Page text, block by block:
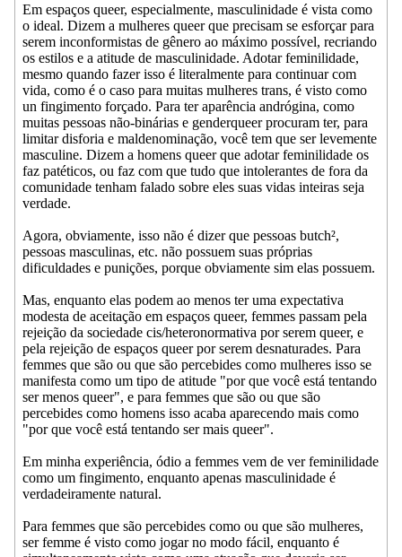
Em espaços queer, especialmente, masculinidade é vista como
o ideal. Dizem a mulheres queer que precisam se esforçar para
serem inconformistas de gênero ao máximo possível, recriando
os estilos e a atitude de masculinidade. Adotar feminilidade,
mesmo quando fazer isso é literalmente para continuar com
vida, como é o caso para muitas mulheres trans, é visto como
un fingimento forçado. Para ter aparência andrógina, como
muitas pessoas não-binárias e genderqueer procuram ter, para
limitar disforia e maldenominação, você tem que ser levemente
masculine. Dizem a homens queer que adotar feminilidade os
faz patéticos, ou faz com que tudo que intolerantes de fora da
comunidade tenham falado sobre eles suas vidas inteiras seja
verdade.
Agora, obviamente, isso não é dizer que pessoas butch²,
pessoas masculinas, etc. não possuem suas próprias
dificuldades e punições, porque obviamente sim elas possuem.
Mas, enquanto elas podem ao menos ter uma expectativa
modesta de aceitação em espaços queer, femmes passam pela
rejeição da sociedade cis/heteronormativa por serem queer, e
pela rejeição de espaços queer por serem desnaturades. Para
femmes que são ou que são percebides como mulheres isso se
manifesta como um tipo de atitude "por que você está tentando
ser menos queer", e para femmes que são ou que são
percebides como homens isso acaba aparecendo mais como
"por que você está tentando ser mais queer".
Em minha experiência, ódio a femmes vem de ver feminilidade
como um fingimento, enquanto apenas masculinidade é
verdadeiramente natural.
Para femmes que são percebides como ou que são mulheres,
ser femme é visto como jogar no modo fácil, enquanto é